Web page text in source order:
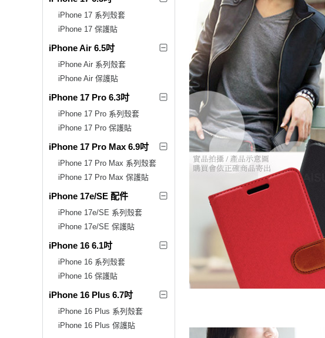
iPhone 17 系列殼套
iPhone 17 保護貼
iPhone Air 6.5吋
iPhone Air 系列殼套
iPhone Air 保護貼
iPhone 17 Pro 6.3吋
iPhone 17 Pro 系列殼套
iPhone 17 Pro 保護貼
iPhone 17 Pro Max 6.9吋
iPhone 17 Pro Max 系列殼套
iPhone 17 Pro Max 保護貼
iPhone 17e/SE 配件
iPhone 17e/SE 系列殼套
iPhone 17e/SE 保護貼
iPhone 16 6.1吋
iPhone 16 系列殼套
iPhone 16 保護貼
iPhone 16 Plus 6.7吋
iPhone 16 Plus 系列殼套
iPhone 16 Plus 保護貼